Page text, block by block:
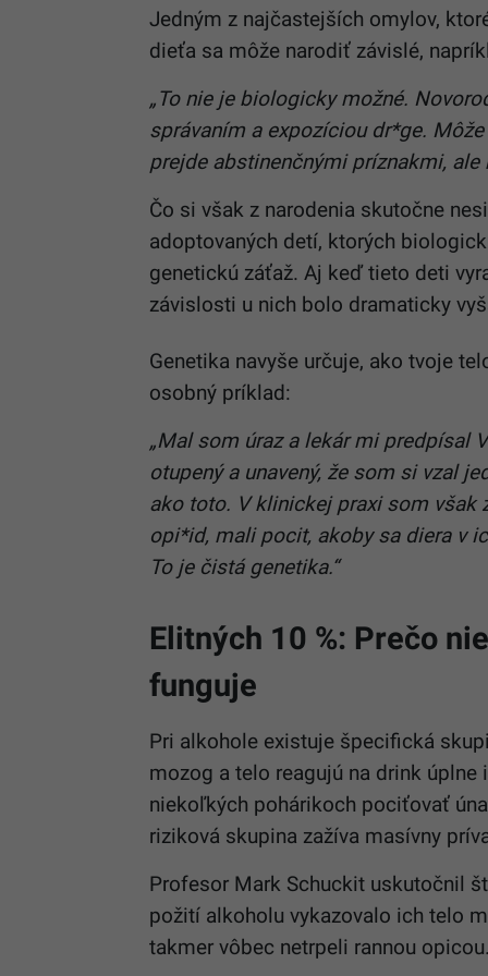
Jedným z najčastejších omylov,
dieťa sa môže narodiť závislé,
„To nie je biologicky možné.
správaním a expozíciou dr*ge.
prejde abstinenčnými príznakmi,
Čo si však z narodenia skutočne
adoptovaných detí, ktorých
genetickú záťaž. Aj keď tieto deti
závislosti u nich bolo dramaticky
Genetika navyše určuje, ako tvoje
osobný príklad:
„Mal som úraz a lekár mi predpísal
otupený a unavený, že som si vzal
ako toto. V klinickej praxi som však
opi*id, mali pocit, akoby sa diera v
To je čistá genetika.“
Elitných 10 %: Prečo
funguje
Pri alkohole existuje špecifická
mozog a telo reagujú na drink
niekoľkých pohárikoch pociťovať
riziková skupina zažíva masívny
Profesor Mark Schuckit uskutočnil
požití alkoholu vykazovalo ich telo
takmer vôbec netrpeli rannou opicou.